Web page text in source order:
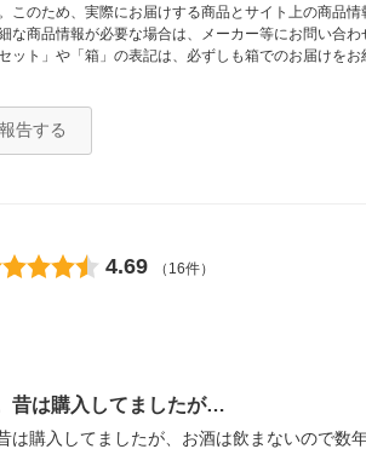
このため、実際にお届けする商品とサイト上の商品
な商品情報が必要な場合は、メーカー等にお問い合わ
ット」や「箱」の表記は、必ずしも箱でのお届けを
告する
4.69 （16件）
昔は購入してましたが…
は購入してましたが、お酒は飲まないので